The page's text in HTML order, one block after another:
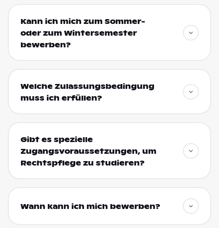
Kann ich mich zum Sommer-
oder zum Wintersemester
bewerben?
Welche Zulassungsbedingung
muss ich erfüllen?
Gibt es spezielle
Zugangsvoraussetzungen, um
Rechtspflege zu studieren?
Wann kann ich mich bewerben?